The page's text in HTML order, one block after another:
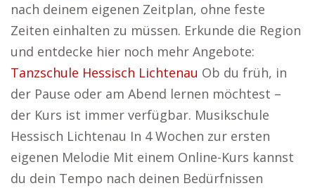
nach deinem eigenen Zeitplan, ohne feste
Zeiten einhalten zu müssen. Erkunde die Region
und entdecke hier noch mehr Angebote:
Tanzschule Hessisch Lichtenau Ob du früh, in
der Pause oder am Abend lernen möchtest –
der Kurs ist immer verfügbar. Musikschule
Hessisch Lichtenau In 4 Wochen zur ersten
eigenen Melodie Mit einem Online-Kurs kannst
du dein Tempo nach deinen Bedürfnissen